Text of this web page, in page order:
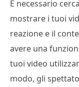
È necessario
mostrare i tuoi
reazione e il
avere una
tuoi video
modo, gli